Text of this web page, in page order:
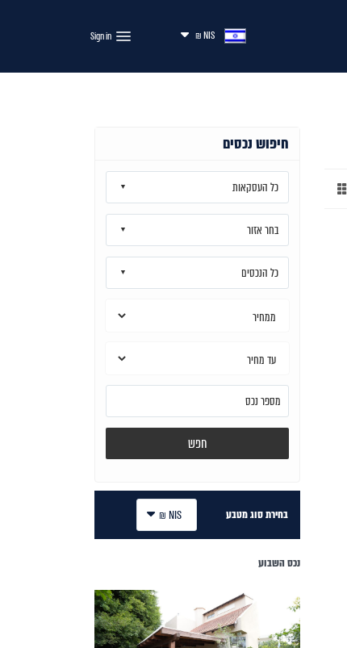
חיפוש נכסים
כל העסקאות
בחר אזור
כל הנכסים
חפש
בחירת סוג מטבע NIS ₪
נכס השבוע
NIS ₪